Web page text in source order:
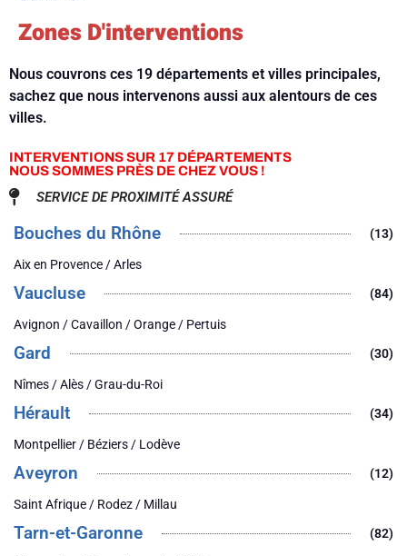
Zones D'interventions
Nous couvrons ces 19 départements et villes principales,
sachez que nous intervenons aussi aux alentours de ces
villes.
INTERVENTIONS SUR 17 DÉPARTEMENTS
NOUS SOMMES PRÈS DE CHEZ VOUS !
SERVICE DE PROXIMITÉ ASSURÉ
Bouches du Rhône (13)
Aix en Provence / Arles
Vaucluse (84)
Avignon / Cavaillon / Orange / Pertuis
Gard (30)
Nîmes / Alès / Grau-du-Roi
Hérault (34)
Montpellier / Béziers / Lodève
Aveyron (12)
Saint Afrique / Rodez / Millau
Tarn-et-Garonne (82)